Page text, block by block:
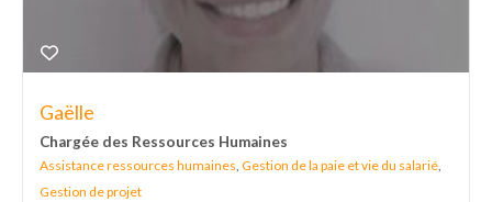
Gaëlle
Chargée des Ressources Humaines
Assistance ressources humaines, Gestion de la paie et vie du salarié,
Gestion de projet